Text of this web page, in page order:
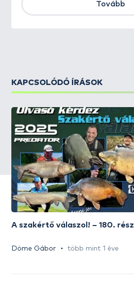
Tovább
KAPCSOLÓDÓ ÍRÁSOK
A szakértő válaszol! – 180. rész
Döme Gábor több mint 1 éve